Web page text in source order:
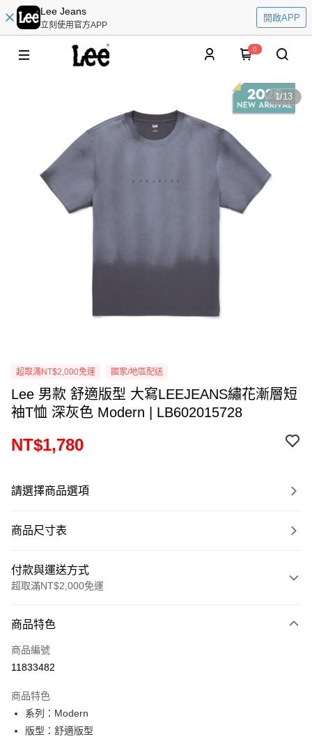
Lee Jeans
立刻使用官方APP
開啟APP
0
1/13
超取滿NT$2,000免運 國家/地區配送
Lee 男款 舒適版型 大寫LEEJEANS繡花漸層短
袖T恤 深灰色 Modern | LB602015728
NT$1,780
請選擇商品選項
商品尺寸表
付款與運送方式
超取滿NT$2,000免運
信用卡一次付款
信用卡分期付款
合作金庫商業銀行
華南商業銀行
上海商業儲蓄銀行
超商取貨付款
LINE Pay
商品特色
商品編號
11833482
商品特色
系列：Modern
版型：舒適版型